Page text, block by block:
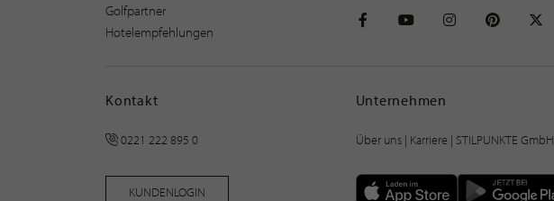
Golfpartner
Hotelempfehlungen
Kontakt
0221 222 895 0
KUNDENLOGIN
Unternehmen
Über uns| Karriere | STILPUNKTE GmbH